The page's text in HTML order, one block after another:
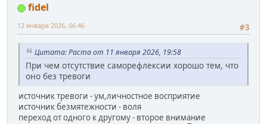
fidel
#3
12 января 2026, 06:46
Цитата: Раста от 11 января 2026, 19:58
При чем отсутствие саморефлексии хорошо тем, что
оно без тревоги
источник тревоги - ум,личностное восприятие
источник безмятежности - воля
переход от одного к другому - второе внимание